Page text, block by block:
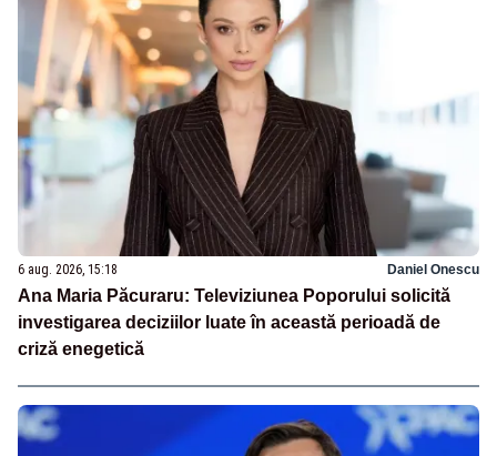
6 aug. 2026, 15:18 Daniel Onescu
Ana Maria Păcuraru: Televiziunea Poporului solicită
investigarea deciziilor luate în această perioadă de
criză enegetică